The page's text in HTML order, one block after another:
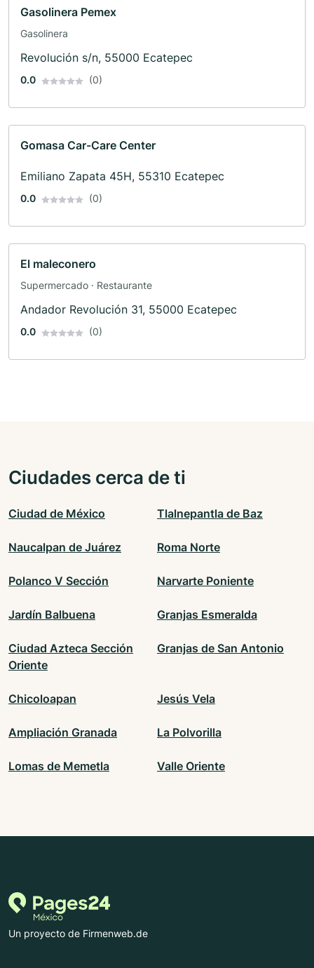
Gasolinera Pemex
Gasolinera
Revolución s/n, 55000 Ecatepec
0.0 (0)
Gomasa Car-Care Center
Emiliano Zapata 45H, 55310 Ecatepec
0.0 (0)
El maleconero
Supermercado · Restaurante
Andador Revolución 31, 55000 Ecatepec
0.0 (0)
Ciudades cerca de ti
Ciudad de México Tlalnepantla de Baz
Naucalpan de Juárez Roma Norte
Polanco V Sección Narvarte Poniente
Jardín Balbuena Granjas Esmeralda
Ciudad Azteca Sección
Oriente
Granjas de San Antonio
Chicoloapan Jesús Vela
Ampliación Granada La Polvorilla
Lomas de Memetla Valle Oriente
Un proyecto de Firmenweb.de